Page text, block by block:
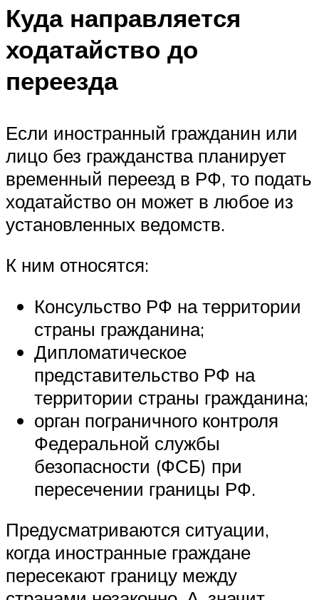
Куда направляется
ходатайство до
переезда
Если иностранный гражданин или
лицо без гражданства планирует
временный переезд в РФ, то подать
ходатайство он может в любое из
установленных ведомств.
К ним относятся:
Консульство РФ на территории
страны гражданина;
Дипломатическое
представительство РФ на
территории страны гражданина;
орган пограничного контроля
Федеральной службы
безопасности (ФСБ) при
пересечении границы РФ.
Предусматриваются ситуации,
когда иностранные граждане
пересекают границу между